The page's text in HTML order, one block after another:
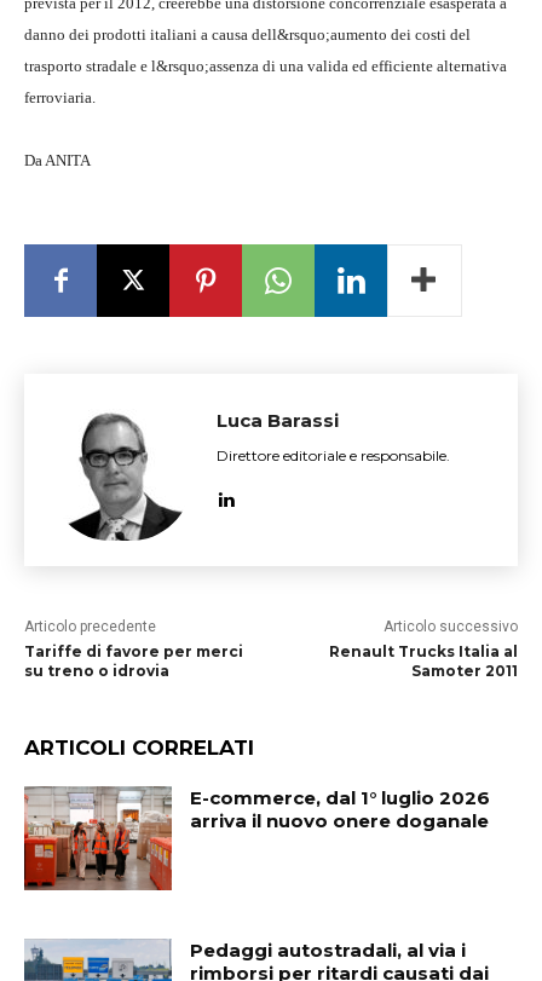
danno dei prodotti italiani a causa dell&rsquo;aumento dei costi del
trasporto stradale e l&rsquo;assenza di una valida ed efficiente alternativa
ferroviaria.
Da ANITA
Luca Barassi
Direttore editoriale e responsabile.
Articolo precedente
Tariffe di favore per merci
su treno o idrovia
Articolo successivo
Renault Trucks Italia al
Samoter 2011
ARTICOLI CORRELATI
E-commerce, dal 1° luglio 2026
arriva il nuovo onere doganale
Pedaggi autostradali, al via i
rimborsi per ritardi causati dai